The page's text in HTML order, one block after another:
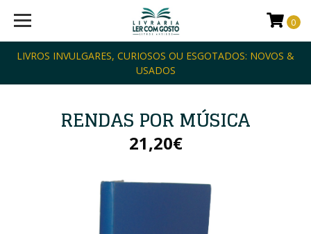
LIVROS INVULGARES, CURIOSOS OU ESGOTADOS: NOVOS &
USADOS
0
RENDAS POR MÚSICA
21,20€